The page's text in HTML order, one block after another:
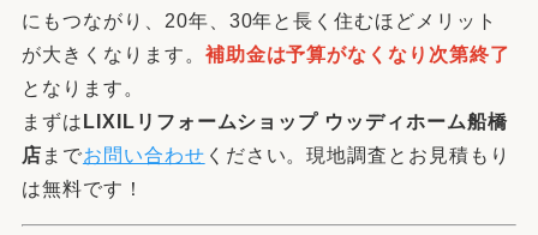
にもつながり、20年、30年と長く住むほどメリット
が大きくなります。 補助金は予算がなくなり次第終了
となります。
まずは LIXILリフォームショップ ウッディホーム船橋
店 までお問い合わせ ください。現地調査とお見積もり
は無料です！